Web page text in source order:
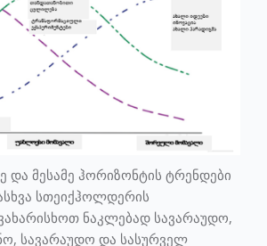
და მესამე ჰორიზონტის ტრენდები
სთეიქჰოლდერის
ნაკლებად სავარაუდო,
სავარაუდო და სასურველ